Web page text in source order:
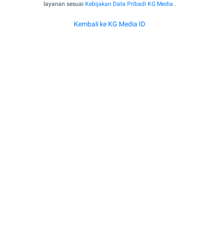
layanan sesuai Kebijakan Data Pribadi KG Media .
Kembali ke KG Media ID